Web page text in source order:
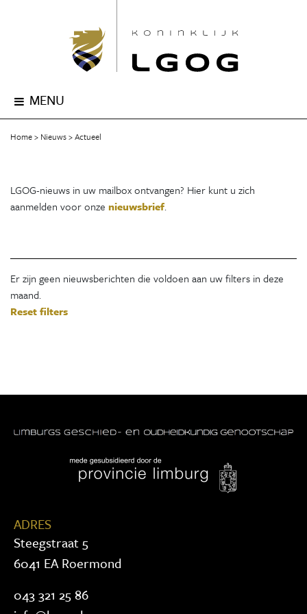
MENU
Home Nieuws Actueel
LGOG-nieuws in uw mailbox ontvangen? Hier kunt u zich
aanmelden voor onze nieuwsbrief.
Er zijn geen nieuwsberichten die voldoen aan uw filters in deze
maand.
Reset filters
ADRES
Steegstraat 5
6041 EA Roermond
043 321 25 86